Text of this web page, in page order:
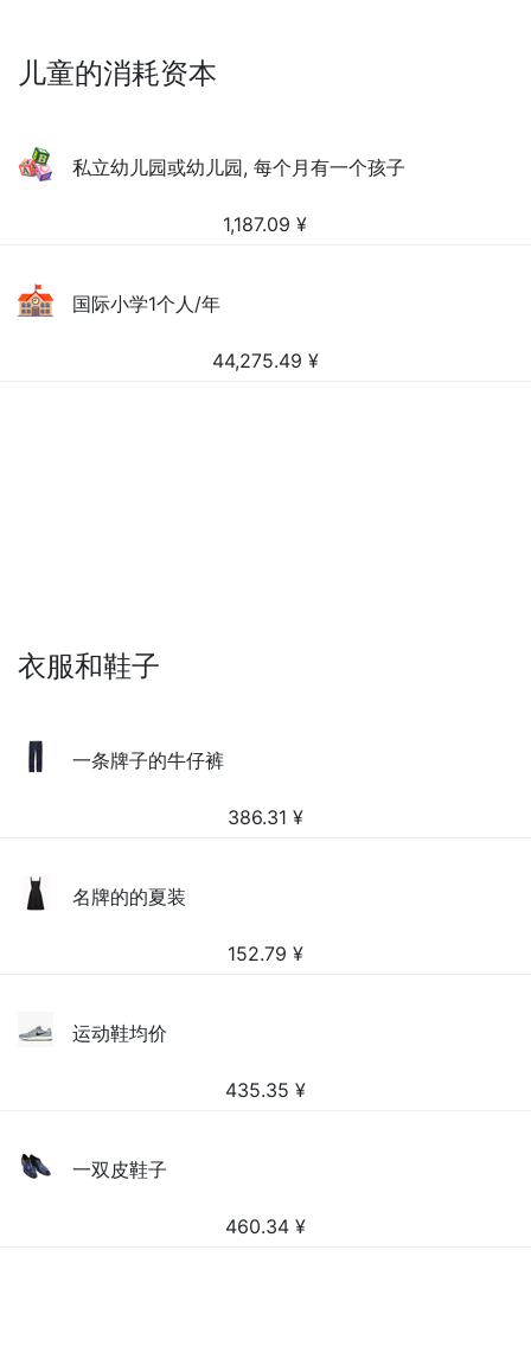
儿童的消耗资本
私立幼儿园或幼儿园, 每个月有一个孩子
1,187.09 ¥
国际小学1个人/年
44,275.49 ¥
衣服和鞋子
一条牌子的牛仔裤
386.31 ¥
名牌的的夏装
152.79 ¥
运动鞋均价
435.35 ¥
一双皮鞋子
460.34 ¥